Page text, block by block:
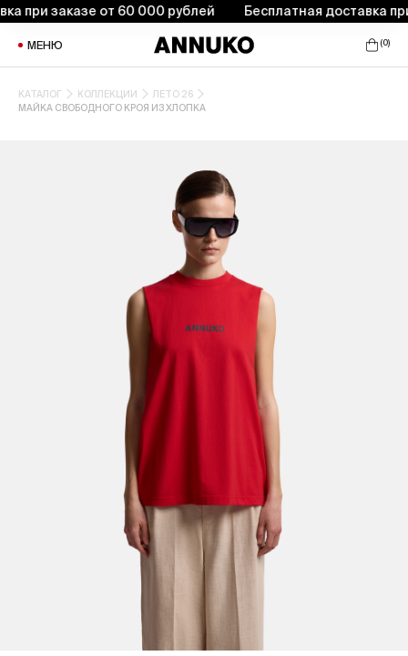
заказе от 60 000 рублей Бесплатная доставка при
МЕНЮ (0)
КАТАЛОГ КОЛЛЕКЦИИ
ЛЕТО 26
МАЙКА СВОБОДНОГО КРОЯ ИЗ ХЛОПКА